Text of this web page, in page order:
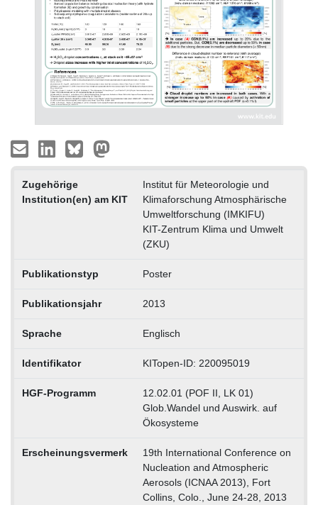
Zugehörige
Institution(en) am KIT
Institut für Meteorologie und
Klimaforschung Atmosphärische
Umweltforschung (IMKIFU)
KIT-Zentrum Klima und Umwelt
(ZKU)
Publikationstyp Poster
Publikationsjahr 2013
Sprache Englisch
Identifikator KITopen-ID: 220095019
HGF-Programm
12.02.01 (POF II, LK 01)
Glob.Wandel und Auswirk. auf
Ökosysteme
Erscheinungsvermerk
19th International Conference on
Nucleation and Atmospheric
Aerosols (ICNAA 2013), Fort
Collins, Colo., June 24-28, 2013